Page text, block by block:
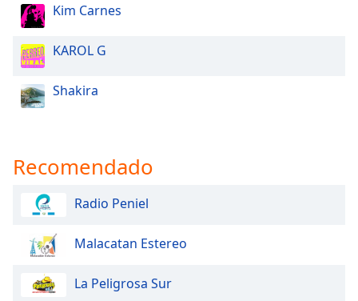
Kim Carnes
KAROL G
Shakira
Recomendado
Radio Peniel
Malacatan Estereo
La Peligrosa Sur